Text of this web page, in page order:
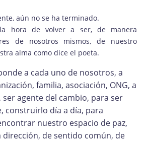
aún no se ha terminado.
hora de volver a ser, de manera
de nosotros mismos, de nuestro
alma como dice el poeta.
a cada uno de nosotros, a
familia, asociación, ONG, a
agente del cambio, para ser
construirlo día a día, para
nuestro espacio de paz,
de sentido común, de